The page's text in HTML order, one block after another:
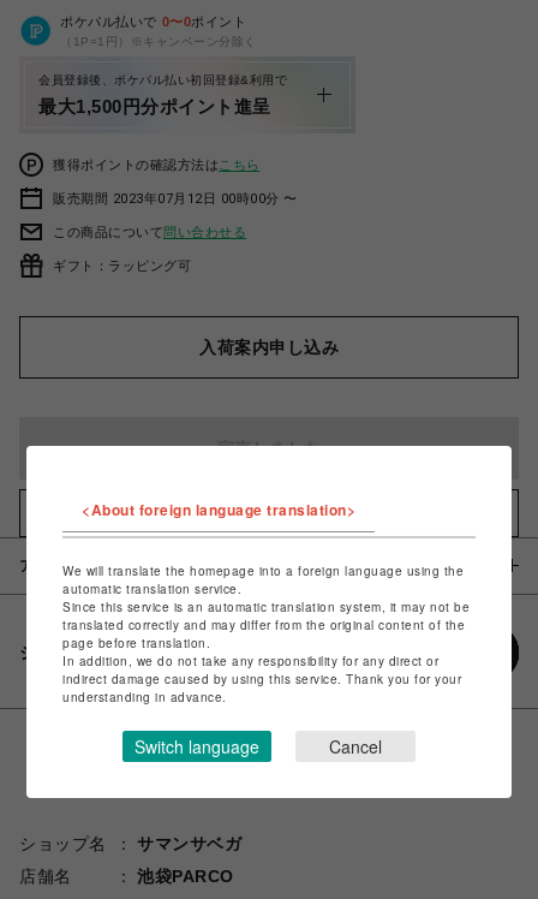
ポケパル払いで 0〜0ポイント
（1P=1円）※キャンペーン分除く
会員登録後、ポケパル払い初回登録&利用で
最大1,500円分ポイント進呈
獲得ポイントの確認方法は こちら
販売期間 2023年07月12日 00時00分 〜
この商品について問い合わせる
ギフト：ラッピング可
入荷案内申し込み
完売しました
お気に入りアイテムに追加
アイテム説明 / 素材
シェアする
ショップ名
サマンサベガ
店舗名
池袋PARCO
<About foreign language translation>
We will translate the homepage into a foreign language using the
automatic translation service.
Since this service is an automatic translation system, it may not be
translated correctly and may differ from the original content of the
page before translation.
In addition, we do not take any responsibility for any direct or
indirect damage caused by using this service. Thank you for your
understanding in advance.
Switch language Cancel